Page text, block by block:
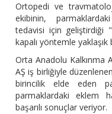
Ortopedi ve
ekibinin,
tedavisi için geliştirdiği
kapalı yöntemle
Orta Anadolu Kalkınma
AŞ iş birliğiyle
birincilik elde eden
parmaklardaki eklem
başarılı sonuçlar veriyor.